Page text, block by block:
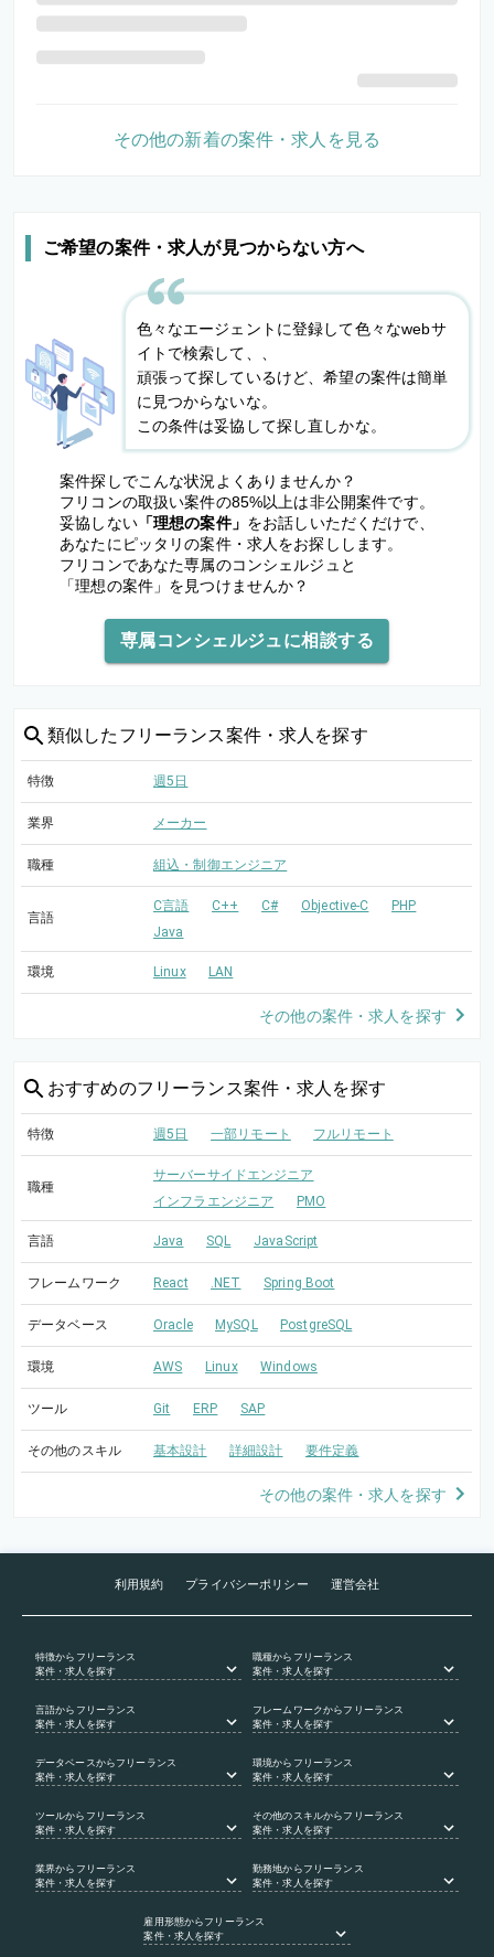
ご希望の案件・求人が見つからない方へ
色々なエージェントに登録して色々なwebサ
イトで検索して、、
頑張って探しているけど、希望の案件は簡単
に見つからないな。
この条件は妥協して探し直しかな。
案件探しでこんな状況よくありませんか？
フリコンの取扱い案件の85%以上は非公開案件です。
妥協しない「理想の案件」 をお話しいただくだけで、
あなたにピッタリの案件・求人をお探しします。
フリコンであなた専属のコンシェルジュと
「理想の案件」を見つけませんか？
専属コンシェルジュに相談する
類似した フリーランス案件・求人を探す
特徴 週5日
業界 メーカー
職種 組込・制御エンジニア
言語
C言語 C++ C# Objective-C
PHP
Java
環境 Linux LAN
その他の案件・求人を探す
おすすめのフリーランス案件・求人を探す
特徴 週5日 一部リモート フルリモート
職種
サーバーサイドエンジニア
インフラエンジニア
PMO
言語 Java SQL JavaScript
フレームワーク React .NET Spring Boot
データベース Oracle MySQL PostgreSQL
環境 AWS Linux Windows
ツール Git ERP SAP
その他のスキル 基本設計 詳細設計 要件定義
その他の案件・求人を探す
その他の新着の案件・求人を見る
利用規約 プライバシーポリシー 運営会社
特徴からフリーランス
案件・求人を探す
職種からフリーランス
案件・求人を探す
言語からフリーランス
案件・求人を探す
フレームワークからフリーランス
案件・求人を探す
データベース からフリーランス
案件・求人を探す
環境からフリーランス
案件・求人を探す
ツールからフリーランス
案件・求人を探す
その他のスキルからフリーランス
案件・求人を探す
業界からフリーランス
案件・求人を探す
勤務地からフリーランス
案件・求人を探す
雇用形態からフリーランス
案件・求人を探す